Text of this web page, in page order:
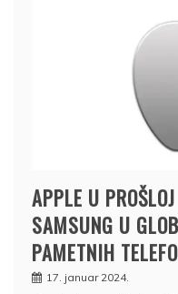
APPLE U
SAMSUNG U
PAMETNIH
17. januar 2024.